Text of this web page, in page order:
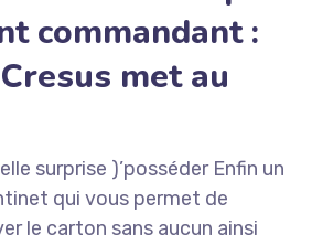
commandant :
met au
surprise )’posséder Enfin un
qui vous permet de
le carton sans aucun ainsi